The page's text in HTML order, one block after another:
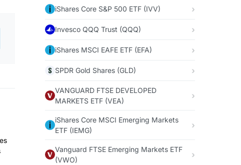
iShares Core S&P 500 ETF (IVV)
Invesco QQQ Trust (QQQ)
iShares MSCI EAFE ETF (EFA)
SPDR Gold Shares (GLD)
VANGUARD FTSE DEVELOPED
MARKETS ETF (VEA)
iShares Core MSCI Emerging Markets
ETF (IEMG)
Vanguard FTSE Emerging Markets ETF
(VWO)